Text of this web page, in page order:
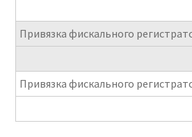
Привязка фискального
Привязка фискального